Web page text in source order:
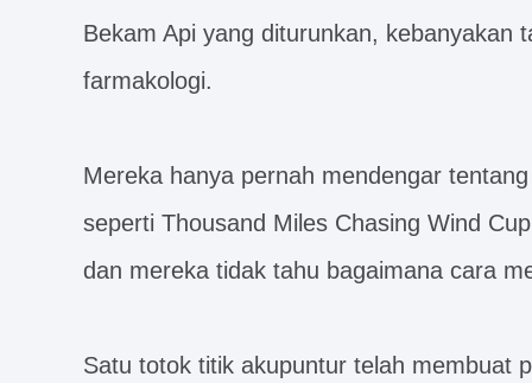
Bekam Api yang diturunkan, kebanyakan
farmakologi.
Mereka hanya pernah mendengar
seperti Thousand Miles Chasing Wind
dan mereka tidak tahu bagaimana cara
Satu totok titik akupuntur telah membuat